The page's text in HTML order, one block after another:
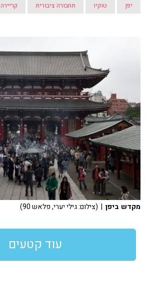
יפן טוקיו תחבורה ציבורית קריירה
מקדש ביפן | (צילום: גילי יערי, פלאש 90)
עוד קטעים